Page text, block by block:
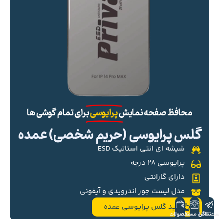
محافظ صفحه نمایشپرایوسیبرای تمام گوشی ها
گلس پرایوسی (حریم شخصی) عمده
شیشه ای انتی استاتیک ESD
پرایوسی ۲۸ درجه
دارای گارانتی
مدل لیست جور اندرویدی و آیفونی
خرید گلس پرایوسی عمده
تلگرام
تماس مستقیم
محصولات